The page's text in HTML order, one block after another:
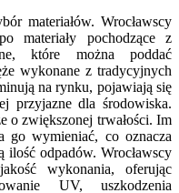
materiałów. Wrocławscy
materiały pochodzące z
które można poddać
wykonane z tradycyjnych
na rynku, pojawiają się
przyjazne dla środowiska.
o zwiększonej trwałości. Im
go wymieniać, co oznacza
ilość odpadów. Wrocławscy
wykonania, oferując
UV, uszkodzenia